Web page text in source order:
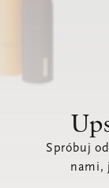
Spróbuj
nami,